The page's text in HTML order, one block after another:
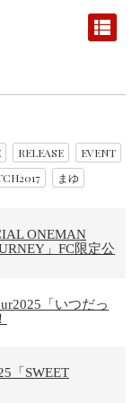
RELEASE
EVENT
まゆ
ONEMAN
」FC限定公
「いつだっ
「SWEET